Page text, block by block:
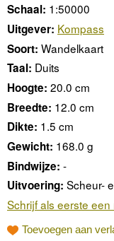
Schaal: 1:50000
Uitgever: Kompass
Soort: Wandelkaart
Taal: Duits
Hoogte: 20.0 cm
Breedte: 12.0 cm
Dikte: 1.5 cm
Gewicht: 168.0 g
Bindwijze: -
Uitvoering: Scheur-
Schrijf als eerste een
Toevoegen aan